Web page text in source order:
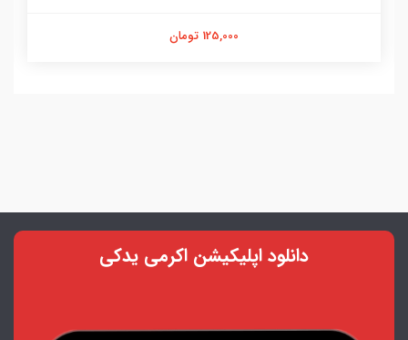
125,000 تومان
دانلود اپلیکیشن اکرمی یدکی